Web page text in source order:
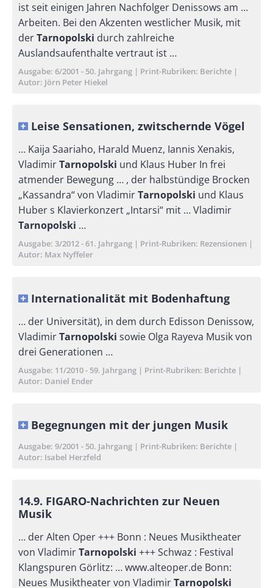
ist seit einigen Jahren Nachfolger Denissows am …
Arbeiten. Bei den Akzenten westlicher Musik, mit
derTarnopolski durch zahlreiche
Auslandsaufenthalte vertraut ist …
Ausgabe 6/2001 - 50. Jahrgang Print-Rubriken Berichte
Autor Jörn Peter Hiekel
Leise Sensationen, zwitschernde Vögel
… Kaija Saariaho, Harald Muenz, Iannis Xenakis,
VladimirTarnopolski und Klaus Huber In frei
atmender Bewegung … , der halbstündige Brocken
„Kassandra“ von VladimirTarnopolski und Klaus
Huber s Klavierkonzert „Intarsi“ mit … Vladimir
Tarnopolski …
Ausgabe 3/2012 - 61. Jahrgang Print-Rubriken Rezensionen
Autor Max Nyffeler
Internationalität mit Bodenhaftung
… der Universität), in dem durch Edisson Denissow,
VladimirTarnopolski sowie Olga Rayeva Musik von
drei Generationen …
Ausgabe 11/2010 - 59. Jahrgang Print-Rubriken Berichte
Autor Daniel Ender
Begegnungen mit der jungen Musik
Ausgabe 9/2001 - 50. Jahrgang Print-Rubriken Berichte
Autor Isabel Herzfeld
14.9. FIGARO-Nachrichten zur Neuen
Musik
… der Alten Oper +++ Bonn : Neues Musiktheater
von VladimirTarnopolski +++ Schwaz : Festival
Klangspuren Görlitz: … www.alteoper.de Bonn:
Neues Musiktheater von VladimirTarnopolski